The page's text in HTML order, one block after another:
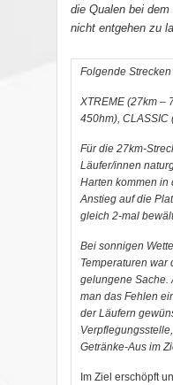
die Qualen bei
nicht entgehen zu
Folgende
XTREME (27km –
450hm), CLASSIC
Für die 27km-
Läufer/innen
Harten kommen in
Anstieg auf die
gleich 2-mal
Bei sonnigen
Temperaturen war
gelungene Sache.
man das Fehlen
der Läufern
Getränke-Aus im
Im Ziel erschöpft